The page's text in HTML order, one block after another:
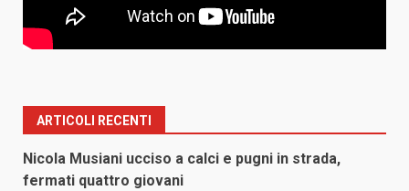
ARTICOLI RECENTI
Nicola Musiani ucciso a calci e pugni in strada,
fermati quattro giovani